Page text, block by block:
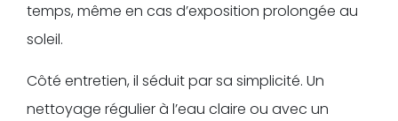
temps, même en cas d’exposition prolongée au
soleil.
Côté entretien, il séduit par sa simplicité. Un
nettoyage régulier à l’eau claire ou avec un